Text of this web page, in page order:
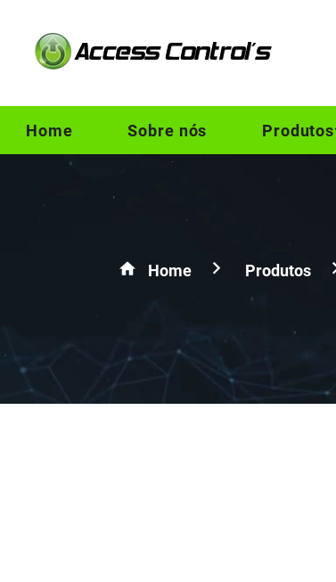
Home Sobre nós Produtos
Home Produtos